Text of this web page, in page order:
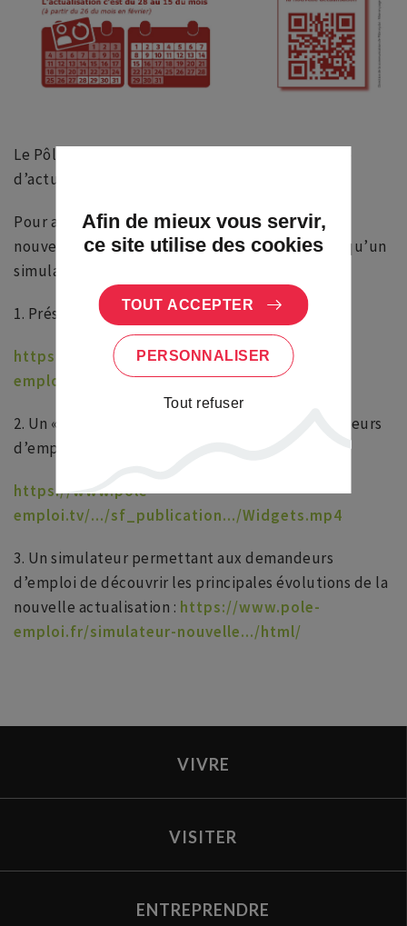
Le Pôle emploi a déployé un nouveau formulaire
d’actualisation.
Pour accompagner dans la prise en main de ce
nouveau service, deux vidéos explicatives ainsi qu’un
simulateur sont à disposition :
1. Présentation de la nouvelle actualisation
https://www.pole-
emploi.tv/.../pe_simplification...
2. Un « pas à pas » pour accompagner les demandeurs
d’emploi à chacune des étapes
https://www.pole-
emploi.tv/.../sf_publication.../Widgets.mp4
3. Un simulateur permettant aux demandeurs
d’emploi de découvrir les principales évolutions de la
nouvelle actualisation : https://www.pole-
emploi.fr/simulateur-nouvelle.../html/
VIVRE
VISITER
ENTREPRENDRE
Afin de mieux vous servir,
ce site utilise des cookies
TOUT ACCEPTER
PERSONNALISER
Tout refuser